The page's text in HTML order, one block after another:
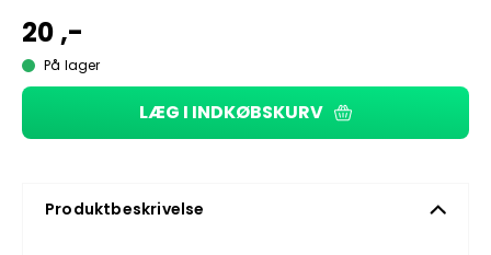
20 ,-
På lager
LÆG I INDKØBSKURV
Produktbeskrivelse